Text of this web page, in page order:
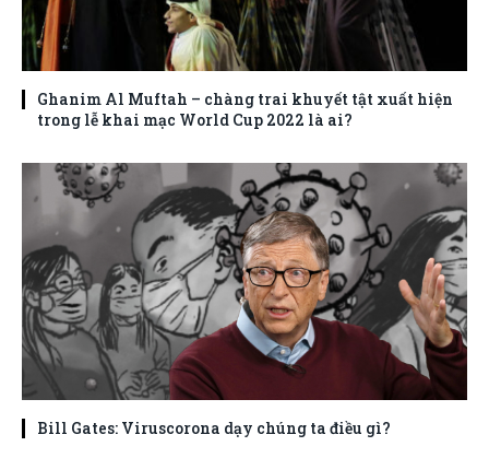
Ghanim Al Muftah – chàng trai khuyết tật xuất hiện
trong lễ khai mạc World Cup 2022 là ai?
Bill Gates: Viruscorona dạy chúng ta điều gì?